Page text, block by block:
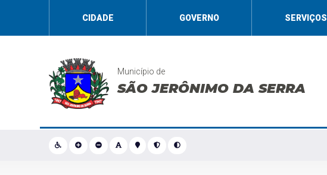
CIDADE GOVERNO SERVIÇOS
Município de
SÃO JERÔNIMO DA SERRA